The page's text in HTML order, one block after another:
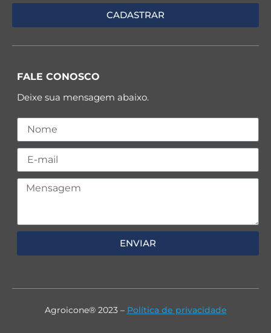
FALE CONOSCO
Deixe sua mensagem abaixo.
ENVIAR
Agroicone® 2023 – Política de privacidade